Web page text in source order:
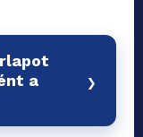
a
›